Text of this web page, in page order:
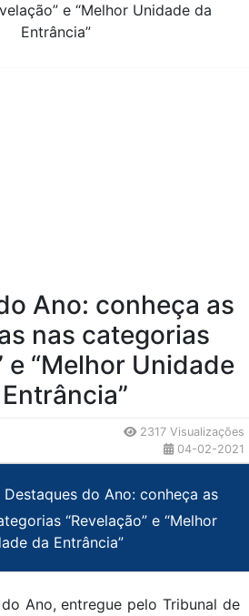
e “Melhor Unidade da
Entrância”
Ano: conheça as
nas categorias
e “Melhor Unidade
2317 Visualizações
04-02-2021
Destaques do Ano: conheça as
“Revelação” e “Melhor
da Entrância”
Ano, entregue pelo Tribunal de